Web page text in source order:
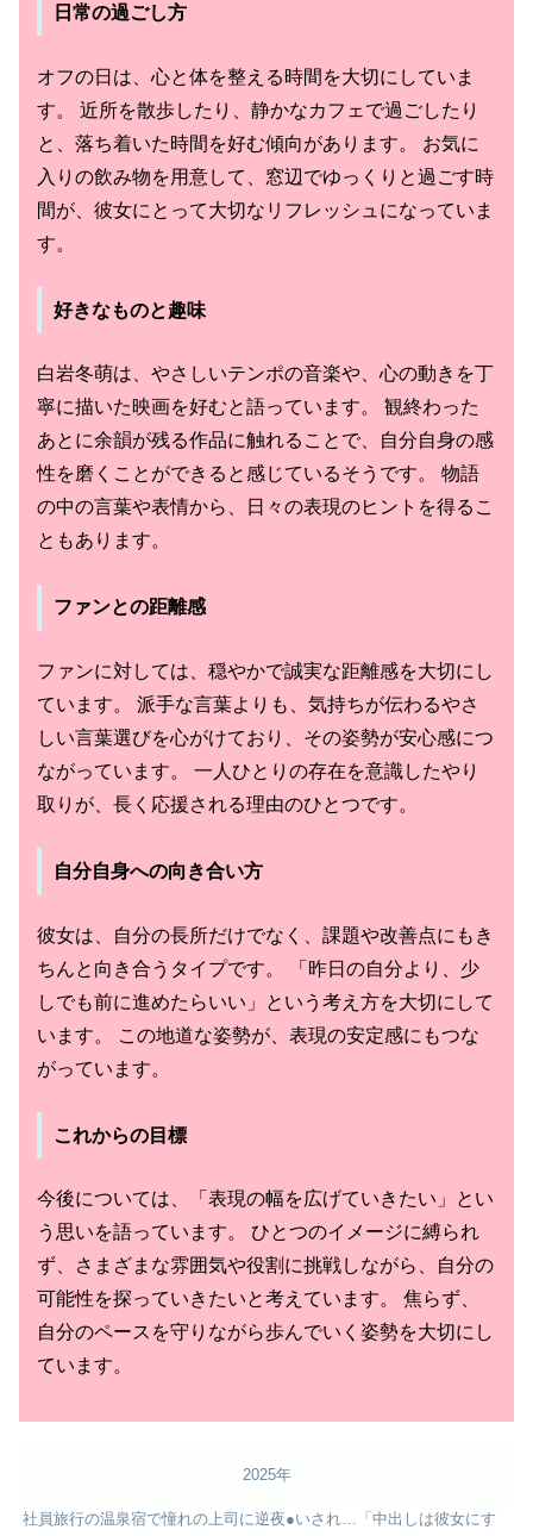
日常の過ごし方
オフの日は、心と体を整える時間を大切にしていま
す。 近所を散歩したり、静かなカフェで過ごしたり
と、落ち着いた時間を好む傾向があります。 お気に
入りの飲み物を用意して、窓辺でゆっくりと過ごす時
間が、彼女にとって大切なリフレッシュになっていま
す。
好きなものと趣味
白岩冬萌は、やさしいテンポの音楽や、心の動きを丁
寧に描いた映画を好むと語っています。 観終わった
あとに余韻が残る作品に触れることで、自分自身の感
性を磨くことができると感じているそうです。 物語
の中の言葉や表情から、日々の表現のヒントを得るこ
ともあります。
ファンとの距離感
ファンに対しては、穏やかで誠実な距離感を大切にし
ています。 派手な言葉よりも、気持ちが伝わるやさ
しい言葉選びを心がけており、その姿勢が安心感につ
ながっています。 一人ひとりの存在を意識したやり
取りが、長く応援される理由のひとつです。
自分自身への向き合い方
彼女は、自分の長所だけでなく、課題や改善点にもき
ちんと向き合うタイプです。 「昨日の自分より、少
しでも前に進めたらいい」という考え方を大切にして
います。 この地道な姿勢が、表現の安定感にもつな
がっています。
これからの目標
今後については、「表現の幅を広げていきたい」とい
う思いを語っています。 ひとつのイメージに縛られ
ず、さまざまな雰囲気や役割に挑戦しながら、自分の
可能性を探っていきたいと考えています。 焦らず、
自分のペースを守りながら歩んでいく姿勢を大切にし
ています。
2025年
社員旅行の温泉宿で憧れの上司に逆夜●いされ…「中出しは彼女にす